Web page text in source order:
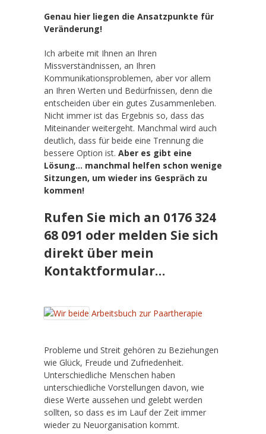
Genau hier liegen die Ansatzpunkte für
Veränderung!
Ich arbeite mit Ihnen an Ihren
Missverständnissen, an Ihren
Kommunikationsproblemen, aber vor allem
an Ihren Werten und Bedürfnissen, denn die
entscheiden über ein gutes Zusammenleben.
Nicht immer ist das Ergebnis so, dass das
Miteinander weitergeht. Manchmal wird auch
deutlich, dass für beide eine Trennung die
bessere Option ist. Aber es gibt eine
Lösung… manchmal helfen schon wenige
Sitzungen, um wieder ins Gespräch zu
kommen!
Rufen Sie mich an 0176 324
68 091 oder melden Sie sich
direkt über mein
Kontaktformular…
Arbeitsbuch zur Paartherapie
Probleme und Streit gehören zu Beziehungen
wie Glück, Freude und Zufriedenheit.
Unterschiedliche Menschen haben
unterschiedliche Vorstellungen davon, wie
diese Werte aussehen und gelebt werden
sollten, so dass es im Lauf der Zeit immer
wieder zu Neuorganisation kommt.